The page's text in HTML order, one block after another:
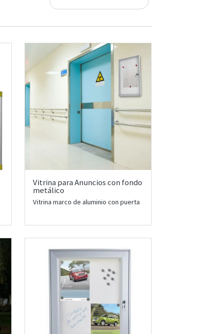
Vitrina para Anuncios con fondo
metálico
Vitrina marco de aluminio con puerta